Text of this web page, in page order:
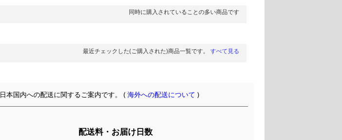
同時に購入されていることの多い商品です
最近チェックした(ご購入された)商品一覧です。 すべて見る
日本国内への配送に関するご案内です。 (海外への配送について )
配送料・お届け日数